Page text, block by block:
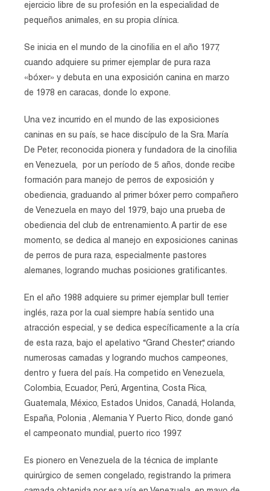
ejercicio libre de su profesión en la especialidad de
pequeños animales, en su propia clínica.
Se inicia en el mundo de la cinofilia en el año 1977,
cuando adquiere su primer ejemplar de pura raza
«bóxer» y debuta en una exposición canina en marzo
de 1978 en caracas, donde lo expone.
Una vez incurrido en el mundo de las exposiciones
caninas en su país, se hace discípulo de la Sra. María
De Peter, reconocida pionera y fundadora de la cinofilia
en Venezuela, por un período de 5 años, donde recibe
formación para manejo de perros de exposición y
obediencia, graduando al primer bóxer perro compañero
de Venezuela en mayo del 1979, bajo una prueba de
obediencia del club de entrenamiento. A partir de ese
momento, se dedica al manejo en exposiciones caninas
de perros de pura raza, especialmente pastores
alemanes, logrando muchas posiciones gratificantes.
En el año 1988 adquiere su primer ejemplar bull terrier
inglés, raza por la cual siempre había sentido una
atracción especial, y se dedica específicamente a la cría
de esta raza, bajo el apelativo “Grand Chester“, criando
numerosas camadas y logrando muchos campeones,
dentro y fuera del país. Ha competido en Venezuela,
Colombia, Ecuador, Perú, Argentina, Costa Rica,
Guatemala, México, Estados Unidos, Canadá, Holanda,
España, Polonia , Alemania Y Puerto Rico, donde ganó
el campeonato mundial, puerto rico 1997.
Es pionero en Venezuela de la técnica de implante
quirúrgico de semen congelado, registrando la primera